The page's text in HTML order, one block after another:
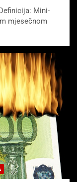
Mini-
mjesečnom